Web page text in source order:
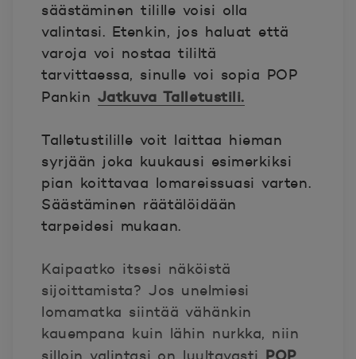
säästäminen tilille voisi olla
valintasi. Etenkin, jos haluat että
varoja voi nostaa tililtä
tarvittaessa, sinulle voi sopia POP
Pankin Jatkuva Talletustili.
Talletustilille voit laittaa hieman
syrjään joka kuukausi esimerkiksi
pian koittavaa lomareissuasi varten.
Säästäminen räätälöidään
tarpeidesi mukaan.
Kaipaatko itsesi näköistä
sijoittamista? Jos unelmiesi
lomamatka siintää vähänkin
kauempana kuin lähin nurkka, niin
POP